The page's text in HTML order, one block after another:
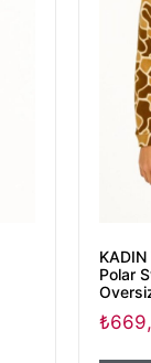
KADIN
Polar
₺